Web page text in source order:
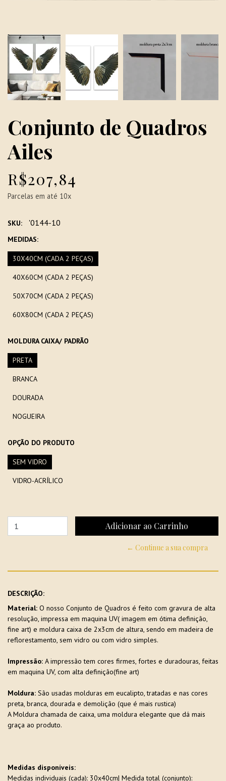
Conjunto de Quadros
Ailes
R$207,84
Parcelas em até 10x
SKU: '0144-10
MEDIDAS:
30X40CM (CADA 2 PEÇAS)
40X60CM (CADA 2 PEÇAS)
50X70CM (CADA 2 PEÇAS)
60X80CM (CADA 2 PEÇAS)
MOLDURA CAIXA/ PADRÃO
PRETA
BRANCA
DOURADA
NOGUEIRA
OPÇÃO DO PRODUTO
SEM VIDRO
VIDRO-ACRÍLICO
← Continue a sua compra
DESCRIÇÃO:
Material: O nosso Conjunto de Quadros é feito com gravura de alta
resolução, impressa em maquina UV( imagem em ótima definição,
fine art) e moldura caixa de 2x3cm de altura, sendo em madeira de
reflorestamento, sem vidro ou com vidro simples.
Impressão: A impressão tem cores firmes, fortes e duradouras, feitas
em maquina UV, com alta definição(fine art)
Moldura: São usadas molduras em eucalipto, tratadas e nas cores
preta, branca, dourada e demolição (que é mais rustica)
A Moldura chamada de caixa, uma moldura elegante que dá mais
graça ao produto.
Medidas disponíveis:
Medidas individuais (cada): 30x40cm| Medida total (conjunto):